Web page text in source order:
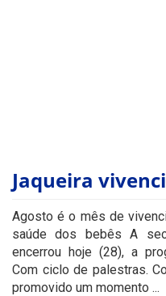
Jaqueira
Agosto é o mês de
saúde dos bebês A
encerrou hoje (28), a
Com ciclo de palestras.
promovido um momento ...